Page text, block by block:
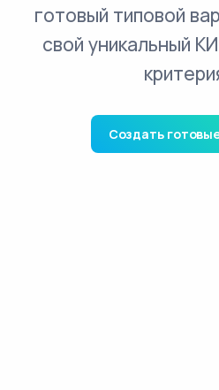
готовый типовой
свой уникальный
Создать